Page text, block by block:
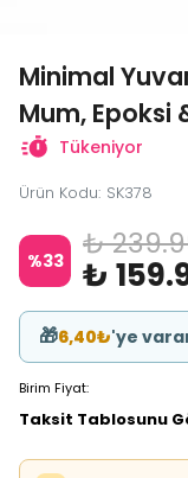
Minimal
Mum, Epoksi
Tükeniyor
Ürün Kodu: SK378
%33 ₺
₺
🎁6,40₺'ye
Birim Fiyat:
Taksit Tablosunu